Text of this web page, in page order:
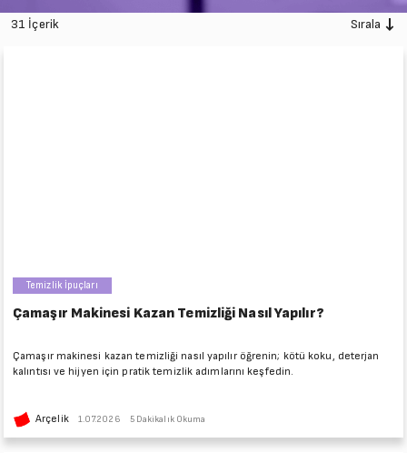
31 İçerik Sırala
Temizlik İpuçları
Çamaşır Makinesi Kazan Temizliği Nasıl Yapılır?
Çamaşır makinesi kazan temizliği nasıl yapılır öğrenin; kötü koku, deterjan
kalıntısı ve hijyen için pratik temizlik adımlarını keşfedin.
Arçelik 1.07.2026 5 Dakikalık Okuma